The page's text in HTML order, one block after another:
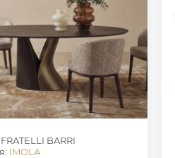
BARRI
IMOLA